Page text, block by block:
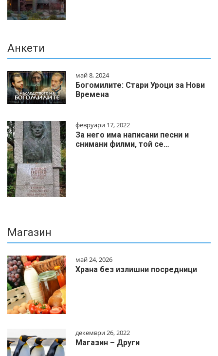
Анкети
май 8, 2024
Богомилите: Стари Уроци за Нови
Времена
февруари 17, 2022
За него има написани песни и
снимани филми, той се…
Магазин
май 24, 2026
Храна без излишни посредници
декември 26, 2022
Магазин – Други